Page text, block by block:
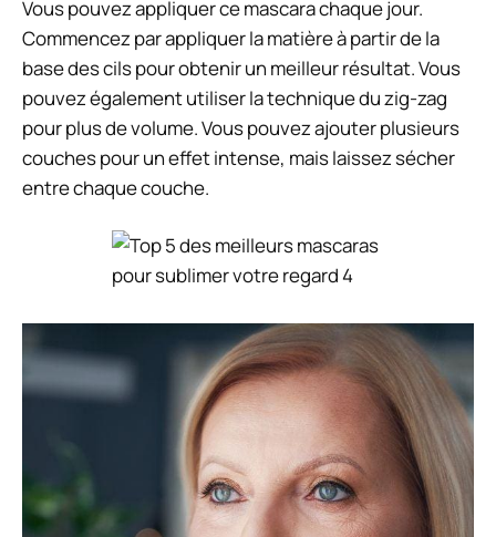
Vous pouvez appliquer ce mascara chaque jour.
Commencez par appliquer la matière à partir de la
base des cils pour obtenir un meilleur résultat. Vous
pouvez également utiliser la technique du zig-zag
pour plus de volume. Vous pouvez ajouter plusieurs
couches pour un effet intense, mais laissez sécher
entre chaque couche.